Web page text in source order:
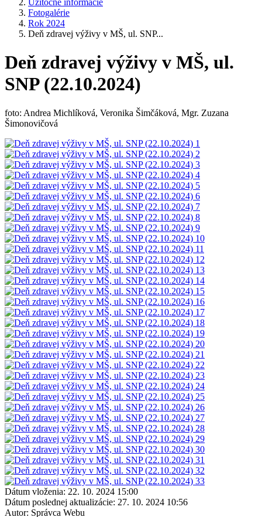
Užitočné informácie
Fotogalérie
Rok 2024
Deň zdravej výživy v MŠ, ul. SNP...
Deň zdravej výživy v MŠ, ul.
SNP (22.10.2024)
foto: Andrea Michlíková, Veronika Šimčáková, Mgr. Zuzana
Šimonovičová
Dátum vloženia: 22. 10. 2024 15:00
Dátum poslednej aktualizácie: 27. 10. 2024 10:56
Autor: Správca Webu